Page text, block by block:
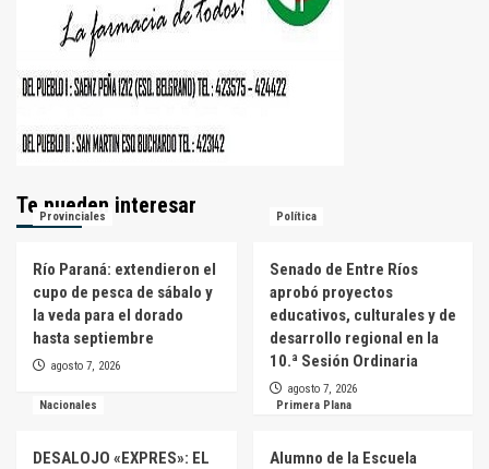
Te pueden interesar
Provinciales
Río Paraná: extendieron el
cupo de pesca de sábalo y
la veda para el dorado
hasta septiembre
agosto 7, 2026
Política
Senado de Entre Ríos
aprobó proyectos
educativos, culturales y de
desarrollo regional en la
10.ª Sesión Ordinaria
agosto 7, 2026
Nacionales
DESALOJO «EXPRES»: EL
Primera Plana
Alumno de la Escuela